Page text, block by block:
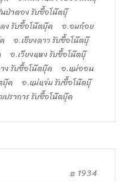
ป่าตอง รับซื้อโน๊ตบุ๊
ง รับซื้อโน๊ตบุ๊ค
อ.อมก๋อย
อ.เชียงดาว รับซื้อโน๊ตบุ๊
อ.เวียงแหง รับซื้อโน๊ตบุ๊
ง รับซื้อโน๊ตบุ๊ค
อ.แม่ออน
บุ๊ค
อ.แม่แจ่ม รับซื้อโน๊ตบุ๊
ปราการ รับซื้อโน๊ตบุ๊ค
1934